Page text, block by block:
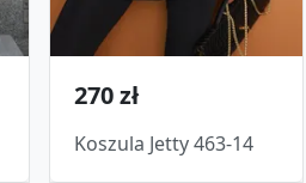
270 zł
Koszula Jetty 463-14